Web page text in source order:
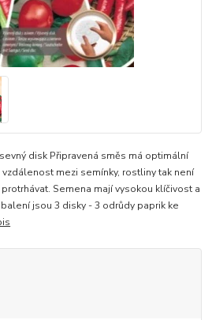
disk Připravená směs má optimální
mezi semínky, rostliny tak není
Semena mají vysokou klíčivost a
jsou 3 disky - 3 odrůdy paprik ke